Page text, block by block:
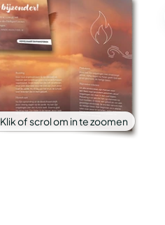
Klik of scrol om in te zoomen